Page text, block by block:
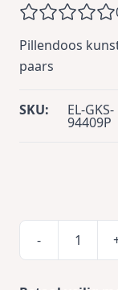
Pillendoos
paars
SKU: EL-GKS-
94409P
-